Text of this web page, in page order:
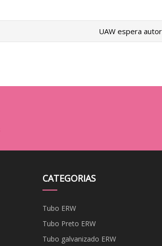
UAW espera
CATEGORIAS
Tubo ERW
Tubo Preto ERW
Tubo galvanizado ERW